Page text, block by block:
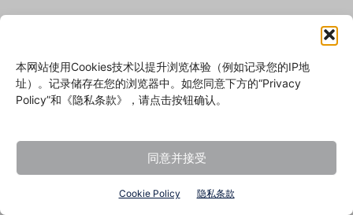
本网站使用Cookies技术以提升浏览体验（例如记录您的IP地
址）。记录储存在您的浏览器中。如您同意下方的“Privacy
Policy”和《隐私条款》，请点击按钮确认。
同意并接受
Cookie Policy 隐私条款